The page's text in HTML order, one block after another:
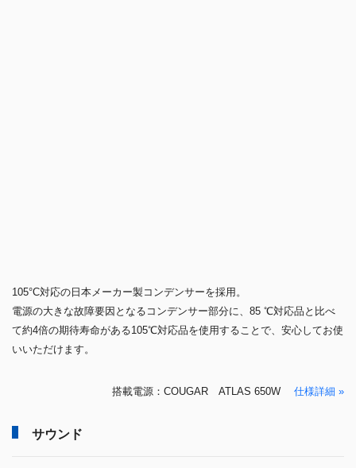
105°C対応の日本メーカー製コンデンサーを採用。
電源の大きな故障要因となるコンデンサー部分に、85 ℃対応品と比べ
て約4倍の期待寿命がある105℃対応品を使用することで、安心してお使
いいただけます。
搭載電源：COUGAR ATLAS 650W 仕様詳細 »
サウンド